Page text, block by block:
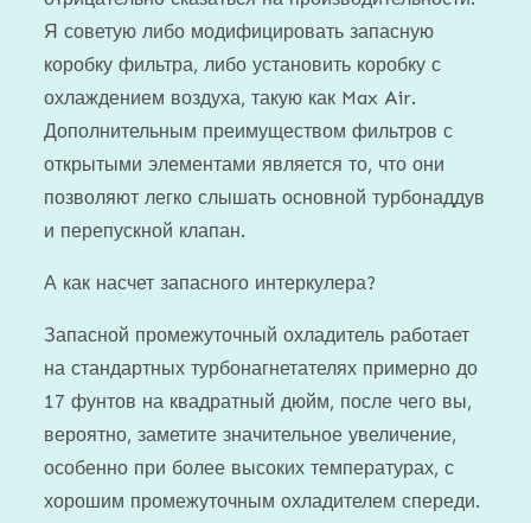
Я советую либо модифицировать запасную
коробку фильтра, либо установить коробку с
охлаждением воздуха, такую ​​как Max Air.
Дополнительным преимуществом фильтров с
открытыми элементами является то, что они
позволяют легко слышать основной турбонаддув
и перепускной клапан.
А как насчет запасного интеркулера?
Запасной промежуточный охладитель работает
на стандартных турбонагнетателях примерно до
17 фунтов на квадратный дюйм, после чего вы,
вероятно, заметите значительное увеличение,
особенно при более высоких температурах, с
хорошим промежуточным охладителем спереди.